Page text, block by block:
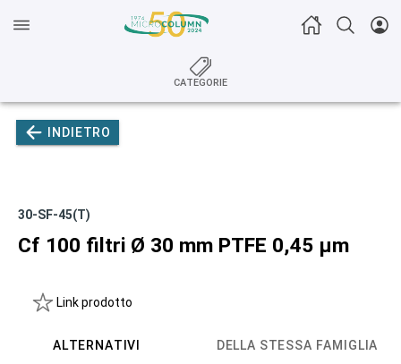
CATEGORIE
INDIETRO
30-SF-45(T)
Cf 100 filtri Ø 30 mm PTFE 0,45 µm
Link prodotto
ALTERNATIVI DELLA STESSA FAMIGLIA